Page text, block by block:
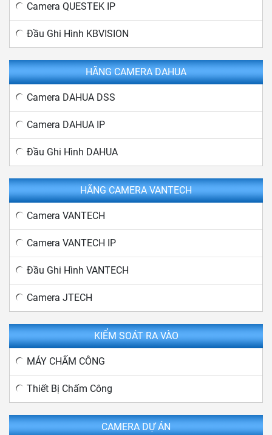
Camera QUESTEK IP
Đầu Ghi Hình KBVISION
HÃNG CAMERA DAHUA
Camera DAHUA DSS
Camera DAHUA IP
Đầu Ghi Hình DAHUA
HÃNG CAMERA VANTECH
Camera VANTECH
Camera VANTECH IP
Đầu Ghi Hình VANTECH
Camera JTECH
KIỂM SOÁT RA VÀO
MÁY CHẤM CÔNG
Thiết Bị Chấm Công
CAMERA DỰ ÁN